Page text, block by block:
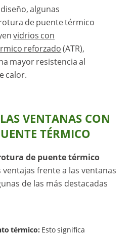
algunas
de puente térmico
vidrios con
reforzado(ATR),
mayor resistencia al
calor.
VENTANAS CON
TÉRMICO
de puente térmico
frente a las ventanas
de las más destacadas
térmico: Esto significa